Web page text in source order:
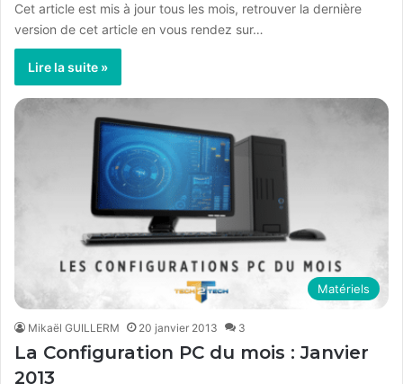
Cet article est mis à jour tous les mois, retrouver la dernière
version de cet article en vous rendez sur…
Lire la suite »
Matériels
Mikaël GUILLERM 20 janvier 2013 3
La Configuration PC du mois : Janvier
2013